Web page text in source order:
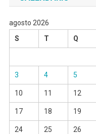
agosto 2026
S
T Q
3 4 5
10 11 12
17 18 19
24 25 26